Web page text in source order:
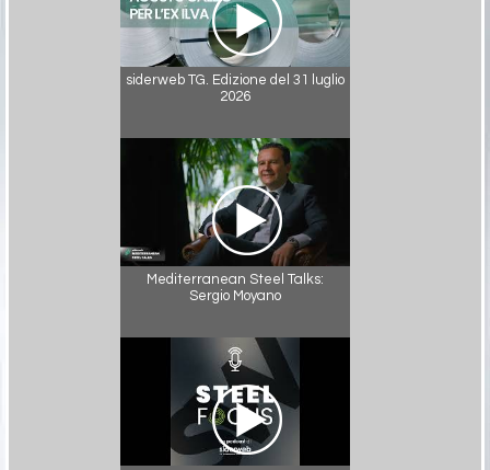
siderweb TG. Edizione del 31 luglio
2026
Mediterranean Steel Talks:
Sergio Moyano